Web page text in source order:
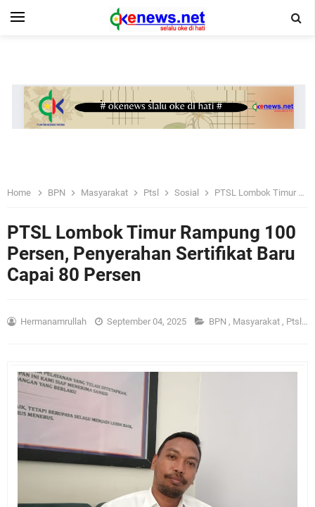
Home BPN Masyarakat Ptsl Sosial PTSL Lombok Timur Rampung 100 Persen, Penyerahan Sertifikat Baru Capai 80 Persen
PTSL Lombok Timur Rampung 100
Persen, Penyerahan Sertifikat Baru
Capai 80 Persen
Hermanamrullah September 04, 2025 BPN , Masyarakat , Ptsl ,